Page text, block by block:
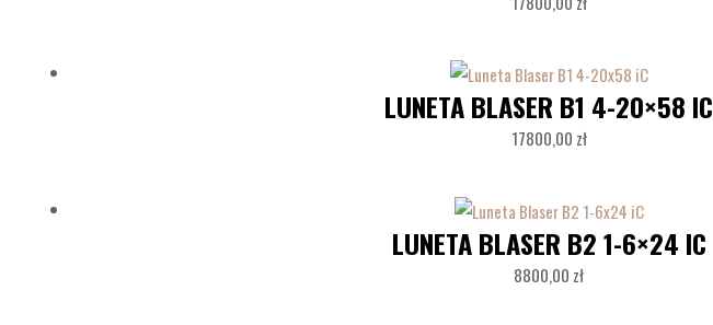
LUNETA BLASER B1 4-20×58 IC
17800,00 zł
LUNETA BLASER B2 1-6×24 IC
8800,00 zł